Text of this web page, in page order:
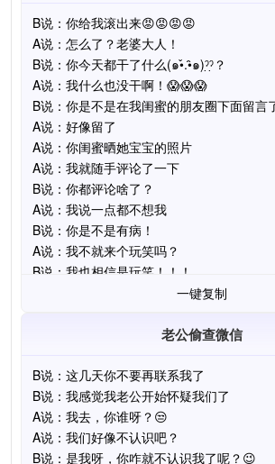
一键复制
老公偷查微信